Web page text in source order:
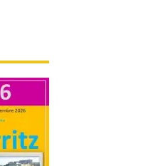
[…]
al